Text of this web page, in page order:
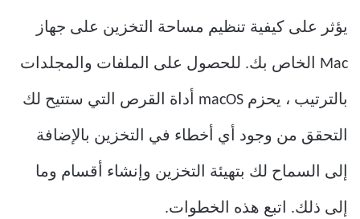
يؤثر على كيفية تنظيم مساحة التخزين على جهاز
Mac الخاص بك. للحصول على الملفات والمجلدات
بالترتيب ، يحزم macOS أداة القرص التي ستتيح لك
التحقق من وجود أي أخطاء في التخزين بالإضافة
إلى السماح لك بتهيئة التخزين وإنشاء أقسام وما
إلى ذلك. اتبع هذه الخطوات.